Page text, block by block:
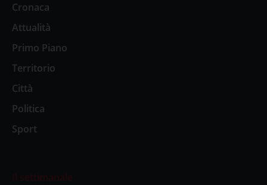
Cronaca
Attualità
Primo Piano
Territorio
Città
Politica
Sport
Il settimanale